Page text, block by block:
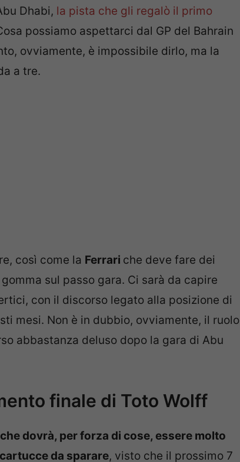
Dhabi, la pista che gli regalò il primo
possiamo aspettarci dal GP del Bahrain
ovviamente, è impossibile dirlo, ma la
a tre.
così come la Ferrari che deve fare dei
sul passo gara. Ci sarà da capire
con il discorso legato alla posizione di
mesi. Non è in dubbio, ovviamente, il ruolo
abbastanza deluso dopo la gara di Abu
finale di Toto Wolff
dovrà, per forza di cose, essere molto
da sparare, visto che il prossimo 7